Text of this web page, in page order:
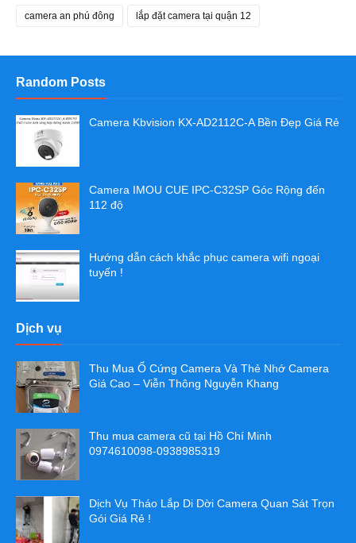
camera an phú đông lắp đặt camera tại quận 12
Random Posts
Camera Kbvision KX-AD2112C-A Bền Đẹp Giá Rẻ
Camera IMOU CUE IPC-C32SP Góc Rộng đến
112 độ
Hướng dẫn cách khắc phục camera wifi ngoại
tuyến !
Dịch vụ
Thu Mua Ổ Cứng Camera Và Thẻ Nhớ Camera
Giá Cao – Viễn Thông Nguyễn Khang
Thu mua camera cũ tại Hồ Chí Minh
0974610098-0938985319
Dịch Vụ Tháo Lắp Di Dời Camera Quan Sát Trọn
Gói Giá Rẻ !